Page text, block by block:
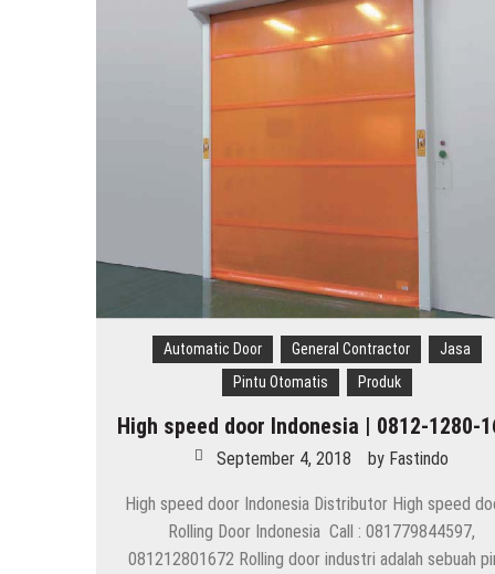
Distributor High Speed Door
Harga Filter Hepa untuk
Automatic Door General Contractor
Jasa
Pintu Otomatis
Produk
High speed door Indonesia | 0812-1280-
September 4, 2018 by Fastindo
High speed door Indonesia Distributor High speed
Rolling Door Indonesia Call : 081779844597,
081212801672 Rolling door industri adalah sebuah